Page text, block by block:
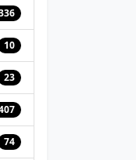
10
23
74